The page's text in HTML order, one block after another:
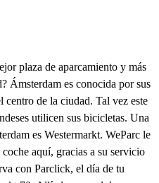
plaza de aparcamiento y más
Ámsterdam es conocida por sus
centro de la ciudad. Tal vez este
utilicen sus bicicletas. Una
es Westermarkt. WeParc le
aquí, gracias a su servicio
con Parclick, el día de tu